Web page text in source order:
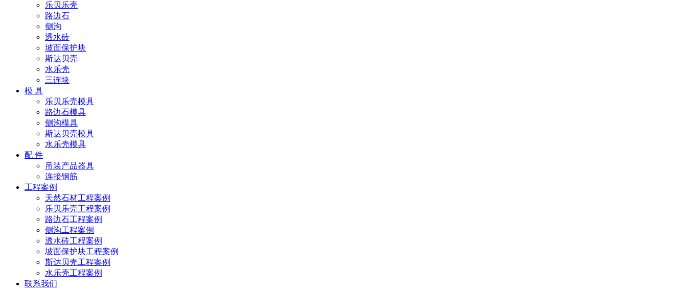
乐贝乐壳
路边石
侧沟
透水砖
坡面保护块
斯达贝壳
水乐壳
三连块
模 具
乐贝乐壳模具
路边石模具
侧沟模具
斯达贝壳模具
水乐壳模具
配 件
吊装产品器具
连接钢筋
工程案例
天然石材工程案例
乐贝乐壳工程案例
路边石工程案例
侧沟工程案例
透水砖工程案例
坡面保护块工程案例
斯达贝壳工程案例
水乐壳工程案例
联系我们